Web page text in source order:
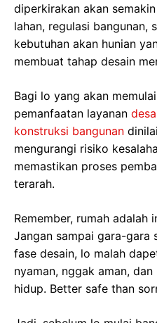
diperkirakan akan
lahan, regulasi bangunan,
kebutuhan akan hunian
membuat tahap desain
Bagi lo yang akan
pemanfaatan layanan
konstruksi bangunan
mengurangi risiko
memastikan proses
terarah.
Remember, rumah adalah
Jangan sampai gara-gara
fase desain, lo malah
nyaman, nggak aman,
hidup. Better safe than